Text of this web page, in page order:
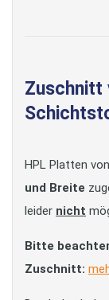
Zuschnitt
HPL Platten
und Breite
leider nicht
Bitte
Zuschnitt: